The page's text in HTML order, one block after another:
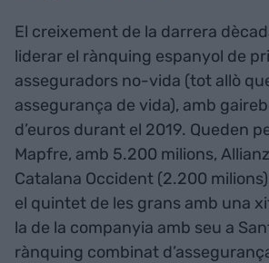
El creixement de la darrera
liderar el rànquing espanyol de
asseguradors no-vida (tot allò
assegurança de vida), amb
d’euros durant el 2019. Queden
Mapfre, amb 5.200 milions,
Catalana Occident (2.200
el quintet de les grans amb una
la de la companyia amb seu a
rànquing combinat